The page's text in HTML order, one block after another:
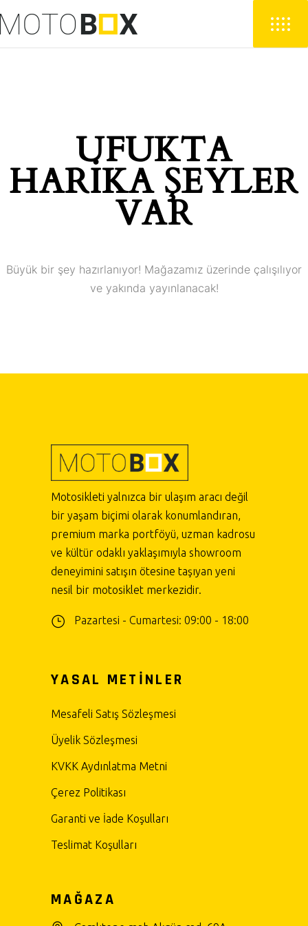
UFUKTA
HARIKA ŞEYLER
VAR
Büyük bir şey hazırlanıyor! Mağazamız üzerinde çalışılıyor
ve yakında yayınlanacak!
Motosikleti yalnızca bir ulaşım aracı değil
bir yaşam biçimi olarak konumlandıran,
premium marka portföyü, uzman kadrosu
ve kültür odaklı yaklaşımıyla showroom
deneyimini satışın ötesine taşıyan yeni
nesil bir motosiklet merkezidir.
Pazartesi - Cumartesi: 09:00 - 18:00
YASAL METİNLER
Mesafeli Satış Sözleşmesi
Üyelik Sözleşmesi
KVKK Aydınlatma Metni
Çerez Politikası
Garanti ve İade Koşulları
Teslimat Koşulları
MAĞAZA